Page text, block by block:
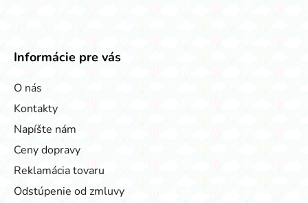
Informácie pre vás
O nás
Kontakty
Napíšte nám
Ceny dopravy
Reklamácia tovaru
Odstúpenie od zmluvy